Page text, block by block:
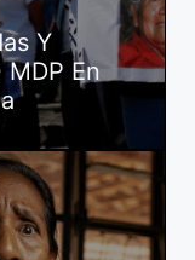
Y
En